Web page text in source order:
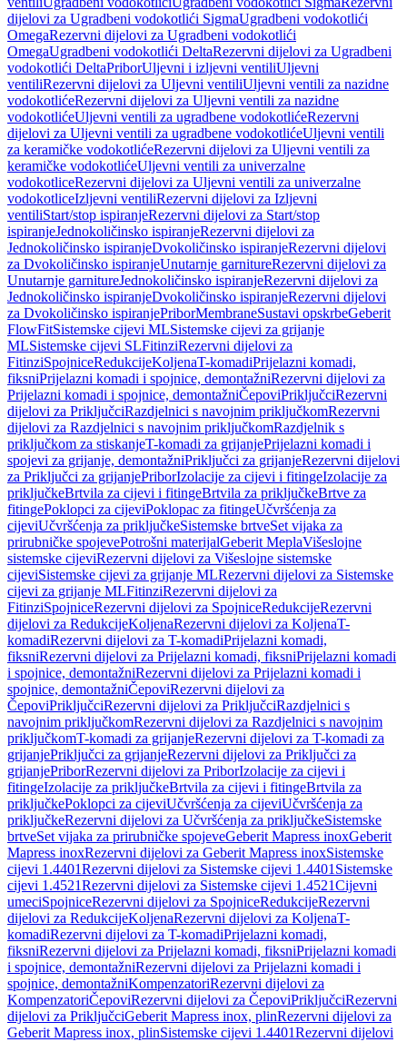
dijelovi za Ugradbeni vodokotlići SigmaUgradbeni vodokotlići
OmegaRezervni dijelovi za Ugradbeni vodokotlići
OmegaUgradbeni vodokotlići DeltaRezervni dijelovi za Ugradbeni
vodokotlići DeltaPriborUljevni i izljevni ventiliUljevni
ventiliRezervni dijelovi za Uljevni ventiliUljevni ventili za nazidne
vodokotlićeRezervni dijelovi za Uljevni ventili za nazidne
vodokotlićeUljevni ventili za ugradbene vodokotlićeRezervni
dijelovi za Uljevni ventili za ugradbene vodokotlićeUljevni ventili
za keramičke vodokotlićeRezervni dijelovi za Uljevni ventili za
keramičke vodokotlićeUljevni ventili za univerzalne
vodokotliceRezervni dijelovi za Uljevni ventili za univerzalne
vodokotliceIzljevni ventiliRezervni dijelovi za Izljevni
ventiliStart/stop ispiranjeRezervni dijelovi za Start/stop
ispiranjeJednokoličinsko ispiranjeRezervni dijelovi za
Jednokoličinsko ispiranjeDvokoličinsko ispiranjeRezervni dijelovi
za Dvokoličinsko ispiranjeUnutarnje garnitureRezervni dijelovi za
Unutarnje garnitureJednokoličinsko ispiranjeRezervni dijelovi za
Jednokoličinsko ispiranjeDvokoličinsko ispiranjeRezervni dijelovi
za Dvokoličinsko ispiranjePriborMembraneSustavi opskrbeGeberit
FlowFitSistemske cijevi MLSistemske cijevi za grijanje
MLSistemske cijevi SLFitinziRezervni dijelovi za
FitinziSpojniceRedukcijeKoljenaT-komadiPrijelazni komadi,
fiksniPrijelazni komadi i spojnice, demontažniRezervni dijelovi za
Prijelazni komadi i spojnice, demontažniČepoviPriključciRezervni
dijelovi za PriključciRazdjelnici s navojnim priključkomRezervni
dijelovi za Razdjelnici s navojnim priključkomRazdjelnik s
priključkom za stiskanjeT-komadi za grijanjePrijelazni komadi i
spojevi za grijanje, demontažniPriključci za grijanjeRezervni dijelovi
za Priključci za grijanjePriborIzolacije za cijevi i fitingeIzolacije za
priključkeBrtvila za cijevi i fitingeBrtvila za priključkeBrtve za
fitingePoklopci za cijeviPoklopac za fitingeUčvršćenja za
cijeviUčvršćenja za priključkeSistemske brtveSet vijaka za
prirubničke spojevePotrošni materijalGeberit MeplaVišeslojne
sistemske cijeviRezervni dijelovi za Višeslojne sistemske
cijeviSistemske cijevi za grijanje MLRezervni dijelovi za Sistemske
cijevi za grijanje MLFitinziRezervni dijelovi za
FitinziSpojniceRezervni dijelovi za SpojniceRedukcijeRezervni
dijelovi za RedukcijeKoljenaRezervni dijelovi za KoljenaT-
komadiRezervni dijelovi za T-komadiPrijelazni komadi,
fiksniRezervni dijelovi za Prijelazni komadi, fiksniPrijelazni komadi
i spojnice, demontažniRezervni dijelovi za Prijelazni komadi i
spojnice, demontažniČepoviRezervni dijelovi za
ČepoviPriključciRezervni dijelovi za PriključciRazdjelnici s
navojnim priključkomRezervni dijelovi za Razdjelnici s navojnim
priključkomT-komadi za grijanjeRezervni dijelovi za T-komadi za
grijanjePriključci za grijanjeRezervni dijelovi za Priključci za
grijanjePriborRezervni dijelovi za PriborIzolacije za cijevi i
fitingeIzolacije za priključkeBrtvila za cijevi i fitingeBrtvila za
priključkePoklopci za cijeviUčvršćenja za cijeviUčvršćenja za
priključkeRezervni dijelovi za Učvršćenja za priključkeSistemske
brtveSet vijaka za prirubničke spojeveGeberit Mapress inoxGeberit
Mapress inoxRezervni dijelovi za Geberit Mapress inoxSistemske
cijevi 1.4401Rezervni dijelovi za Sistemske cijevi 1.4401 Sistemske
cijevi 1.4521Rezervni dijelovi za Sistemske cijevi 1.4521Cijevni
umeciSpojniceRezervni dijelovi za SpojniceRedukcijeRezervni
dijelovi za RedukcijeKoljenaRezervni dijelovi za KoljenaT-
komadiRezervni dijelovi za T-komadiPrijelazni komadi,
fiksniRezervni dijelovi za Prijelazni komadi, fiksniPrijelazni komadi
i spojnice, demontažniRezervni dijelovi za Prijelazni komadi i
spojnice, demontažniKompenzatoriRezervni dijelovi za
KompenzatoriČepoviRezervni dijelovi za ČepoviPriključciRezervni
dijelovi za PriključciGeberit Mapress inox, plinRezervni dijelovi za
Geberit Mapress inox, plinSistemske cijevi 1.4401Rezervni dijelovi